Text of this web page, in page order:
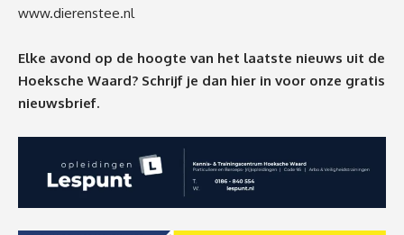
www.dierenstee.nl
Elke avond op de hoogte van het laatste nieuws uit de
Hoeksche Waard? Schrijf je dan hier in voor onze gratis
nieuwsbrief.